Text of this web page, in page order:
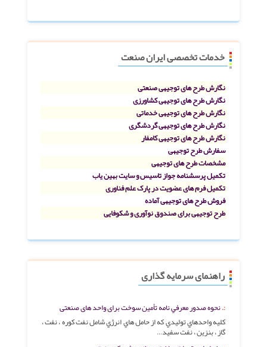
خدمات تخصصی ایران صنعت
نگارش طرح های توجیهی صنعتی
نگارش طرح های توجیهی کشاورزی
نگارش طرح های توجیهی خدماتی
نگارش طرح های توجیهی گردشگری
نگارش طرح های توجیهی کامفار
سفارش طرح توجیهی
مشخصات طرح های توجیهی
تکمیل پرسشنامه جواز تاسیس و سایت بهین یاب
تکمیل فرم های عضویت در پارک علم فناوری
فروش طرح های توجیهی آماده
طرح توجیهی برای صندوق نوآوری و شکوفایی
راهنمای سرمایه گذاری
نحوه صدور معرفي نامه تأمين سوخت برای واحد های صنعتی
كليه واحدهاي توليدي كه از حامل هاي انرژي شامل نفت كوره ، نفت ،
گاز ، بنزين ، نفت سفيد…